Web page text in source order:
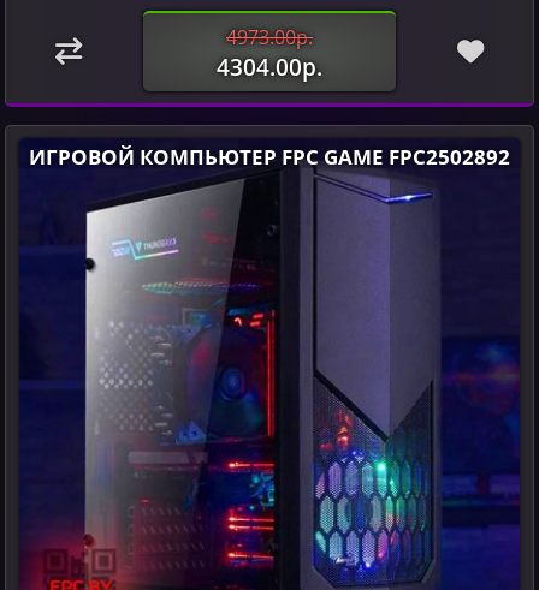
4973.00р.
4304.00р.
ИГРОВОЙ КОМПЬЮТЕР FPC GAME FPC2502892